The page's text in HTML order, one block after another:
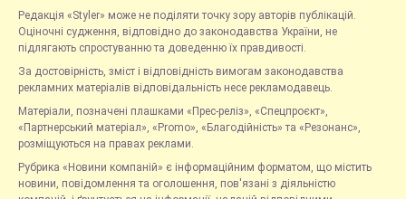
Редакція «Styler» може не поділяти точку зору авторів публікацій.
Оціночні судження, відповідно до законодавства України, не
підлягають спростуванню та доведенню їх правдивості.
За достовірність, зміст і відповідність вимогам законодавства
рекламних матеріалів відповідальність несе рекламодавець.
Матеріали, позначені плашками «Прес-реліз», «Спецпроєкт»,
«Партнерський матеріал», «Promo», «Благодійність» та «Резонанс»,
розміщуються на правах реклами.
Рубрика «Новини компаній» є інформаційним форматом, що містить
новини, повідомлення та оголошення, пов'язані з діяльністю